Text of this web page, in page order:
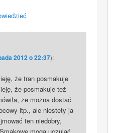
2012 o 22:37):
że tran posmakuje
że posmakuje też
że można dostać
itp., ale niestety ja
ten niedobry,